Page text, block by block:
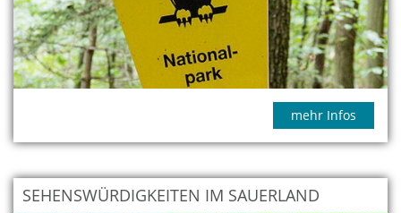
mehr Infos
SEHENSWÜRDIGKEITEN IM SAUERLAND